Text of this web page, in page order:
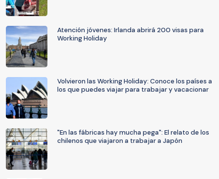
Atención jóvenes: Irlanda abrirá 200 visas para
Working Holiday
Volvieron las Working Holiday: Conoce los países a
los que puedes viajar para trabajar y vacacionar
"En las fábricas hay mucha pega": El relato de los
chilenos que viajaron a trabajar a Japón